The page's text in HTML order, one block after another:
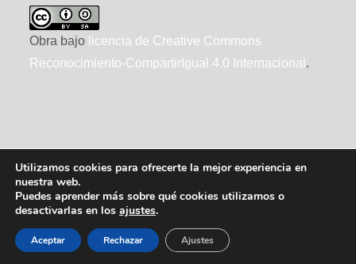
Obra bajo licencia de Creative Commons
Reconocimiento-CompartirIgual 4.0 Internacional .
2010-2026 ecointeligencia, realizado por
WordPress
Utilizamos cookies para ofrecerte la mejor experiencia en
nuestra web.
Puedes aprender más sobre qué cookies utilizamos o
desactivarlas en los ajustes.
Aceptar Rechazar Ajustes